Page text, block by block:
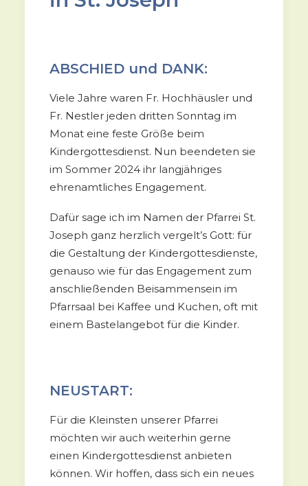
ABSCHIED und DANK:
Viele Jahre waren Fr. Hochhäusler und
Fr. Nestler jeden dritten Sonntag im
Monat eine feste Größe beim
Kindergottesdienst. Nun beendeten sie
im Sommer 2024 ihr langjähriges
ehrenamtliches Engagement.
Dafür sage ich im Namen der Pfarrei St.
Joseph ganz herzlich vergelt’s Gott: für
die Gestaltung der Kindergottesdienste,
genauso wie für das Engagement zum
anschließenden Beisammensein im
Pfarrsaal bei Kaffee und Kuchen, oft mit
einem Bastelangebot für die Kinder.
NEUSTART:
Für die Kleinsten unserer Pfarrei
möchten wir auch weiterhin gerne
einen Kindergottesdienst anbieten
können. Wir hoffen, dass sich ein neues